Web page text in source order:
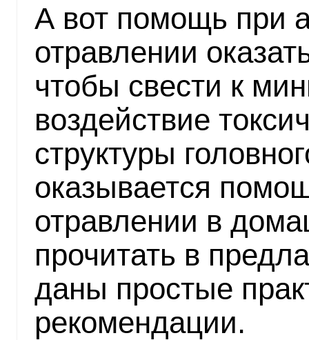
А вот помощь при
отравлении
чтобы свести к
воздействие
структуры
оказывается
отравлении в
прочитать в
даны простые
рекомендации.